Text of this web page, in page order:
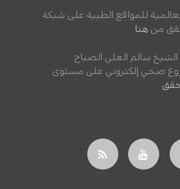
للمواقع الطبية على شبكة
من هنا
سالم العلي الصباح
صحي إلكتروني على مستوى
.